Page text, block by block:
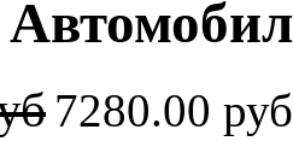
7280.00